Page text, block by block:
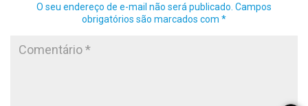
O seu endereço de e-mail não será publicado. Campos
obrigatórios são marcados com *